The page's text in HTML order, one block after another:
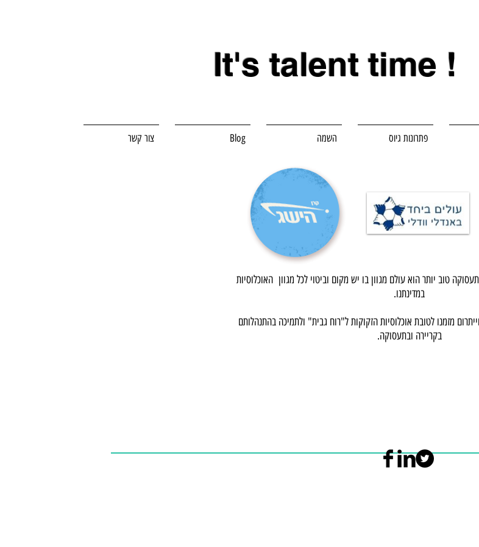
צור קשר Blog השמה פתרונות גיוס
It's talent time !
טוב יותר הוא עולם מגוון בו יש מקום וביטוי לכל מגוון האוכלוסיות
במדינתנו.
מזמנו לטובת אוכלוסיות הזקוקות ל"רוח גבית" ולתמיכה בהתנהלותם
בקריירה ובתעסוקה.